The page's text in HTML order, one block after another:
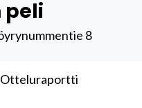
peli
8
Otteluraportti